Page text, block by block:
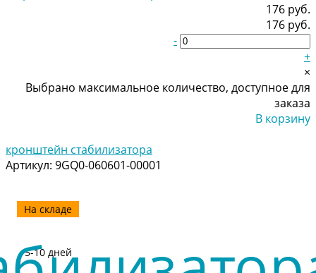
176 руб.
176 руб.
-
+
×
Выбрано максимальное количество, доступное для
заказа
В корзину
кронштейн стабилизатора
Артикул: 9GQ0-060601-00001
На складе
5-10 дней